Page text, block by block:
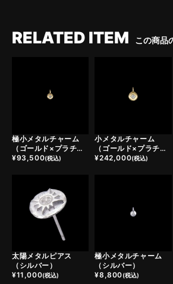
RELATED ITEM この商品
極小メタルチャーム
（ゴールド×プラチナ）
¥93,500(税込)
小メタルチャーム
（ゴールド×プラチナ）
¥242,000(税込)
太陽メタルピアス
（シルバー）
¥11,000(税込)
極小メタルチャーム
（シルバー）
¥8,800(税込)